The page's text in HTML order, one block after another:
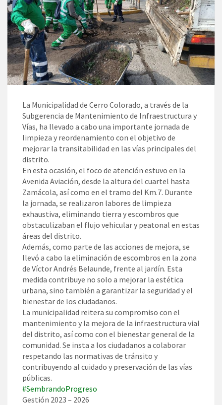
La Municipalidad de Cerro Colorado, a través de la
Subgerencia de Mantenimiento de Infraestructura y
Vías, ha llevado a cabo una importante jornada de
limpieza y reordenamiento con el objetivo de
mejorar la transitabilidad en las vías principales del
distrito.
En esta ocasión, el foco de atención estuvo en la
Avenida Aviación, desde la altura del cuartel hasta
Zamácola, así como en el tramo del Km.7. Durante
la jornada, se realizaron labores de limpieza
exhaustiva, eliminando tierra y escombros que
obstaculizaban el flujo vehicular y peatonal en estas
áreas del distrito.
Además, como parte de las acciones de mejora, se
llevó a cabo la eliminación de escombros en la zona
de Víctor Andrés Belaunde, frente al jardín. Esta
medida contribuye no solo a mejorar la estética
urbana, sino también a garantizar la seguridad y el
bienestar de los ciudadanos.
La municipalidad reitera su compromiso con el
mantenimiento y la mejora de la infraestructura vial
del distrito, así como con el bienestar general de la
comunidad. Se insta a los ciudadanos a colaborar
respetando las normativas de tránsito y
contribuyendo al cuidado y preservación de las vías
públicas.
#SembrandoProgreso
Gestión 2023 – 2026